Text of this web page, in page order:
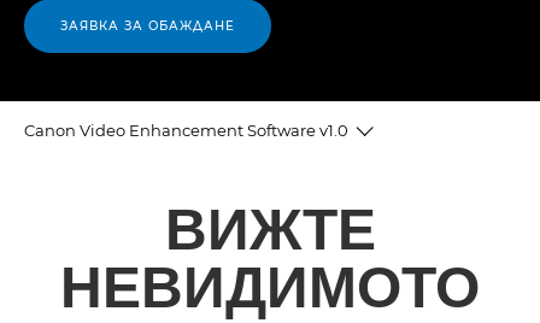
ЗАЯВКА ЗА ОБАЖДАНЕ
Canon Video Enhancement Software v1.0
СЪВМЕСТИМОСТ
ПОДДРЪЖКА
ВИЖТЕ
НЕВИДИМОТО